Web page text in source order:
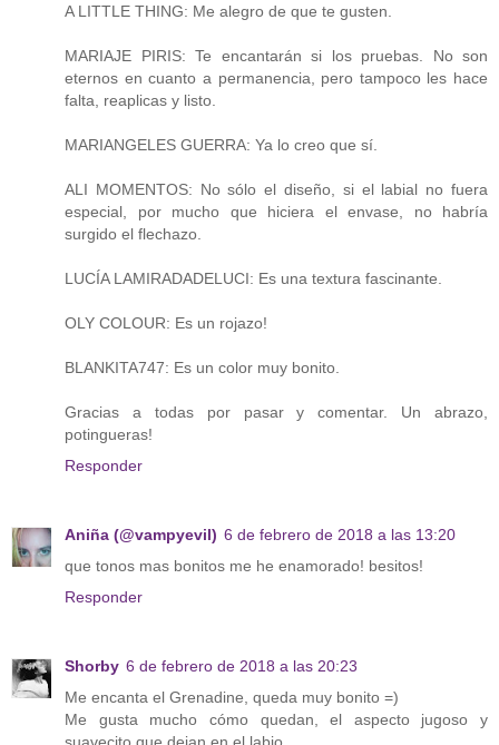
A LITTLE THING: Me alegro de que te gusten.
MARIAJE PIRIS: Te encantarán si los pruebas. No son
eternos en cuanto a permanencia, pero tampoco les hace
falta, reaplicas y listo.
MARIANGELES GUERRA: Ya lo creo que sí.
ALI MOMENTOS: No sólo el diseño, si el labial no fuera
especial, por mucho que hiciera el envase, no habría
surgido el flechazo.
LUCÍA LAMIRADADELUCI: Es una textura fascinante.
OLY COLOUR: Es un rojazo!
BLANKITA747: Es un color muy bonito.
Gracias a todas por pasar y comentar. Un abrazo,
potingueras!
Responder
Aniña (@vampyevil) 6 de febrero de 2018 a las 13:20
que tonos mas bonitos me he enamorado! besitos!
Responder
Shorby 6 de febrero de 2018 a las 20:23
Me encanta el Grenadine, queda muy bonito =)
Me gusta mucho cómo quedan, el aspecto jugoso y
suavecito que dejan en el labio.